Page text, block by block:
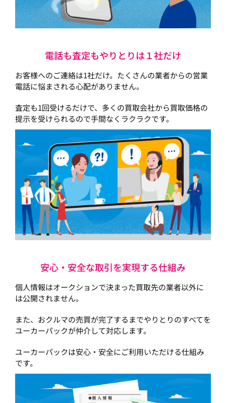
電話も査定もやりとりは１社だけ
お客様へのご連絡は1社だけ。たくさんの業者からの営業
電話に悩まされる心配がありません。
査定も1回受けるだけで、多くの買取会社から買取価格の
提示を受けられるので手間なくラクラクです。
安心・安全な取引を実現する仕組み
個人情報はオークションで決まった買取先の業者以外に
は公開されません。
また、おクルマの売買が完了するまでやりとりのすべてを
ユーカーパックが仲介して対応します。
ユーカーパックは安心・安全にご利用いただける仕組み
です。